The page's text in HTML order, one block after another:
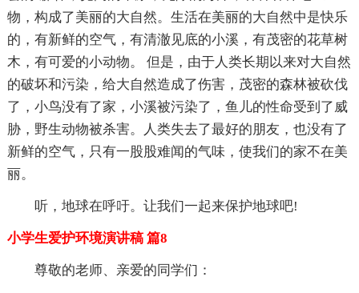
物，构成了美丽的大自然。生活在美丽的大自然中是快乐
的，有新鲜的空气，有清澈见底的小溪，有茂密的花草树
木，有可爱的小动物。 但是，由于人类长期以来对大自然
的破坏和污染，给大自然造成了伤害，茂密的森林被砍伐
了，小鸟没有了家，小溪被污染了，鱼儿的性命受到了威
胁，野生动物被杀害。人类失去了最好的朋友，也没有了
新鲜的空气，只有一股股难闻的气味，使我们的家不在美
丽。
听，地球在呼吁。让我们一起来保护地球吧!
小学生爱护环境演讲稿 篇8
尊敬的老师、亲爱的同学们：